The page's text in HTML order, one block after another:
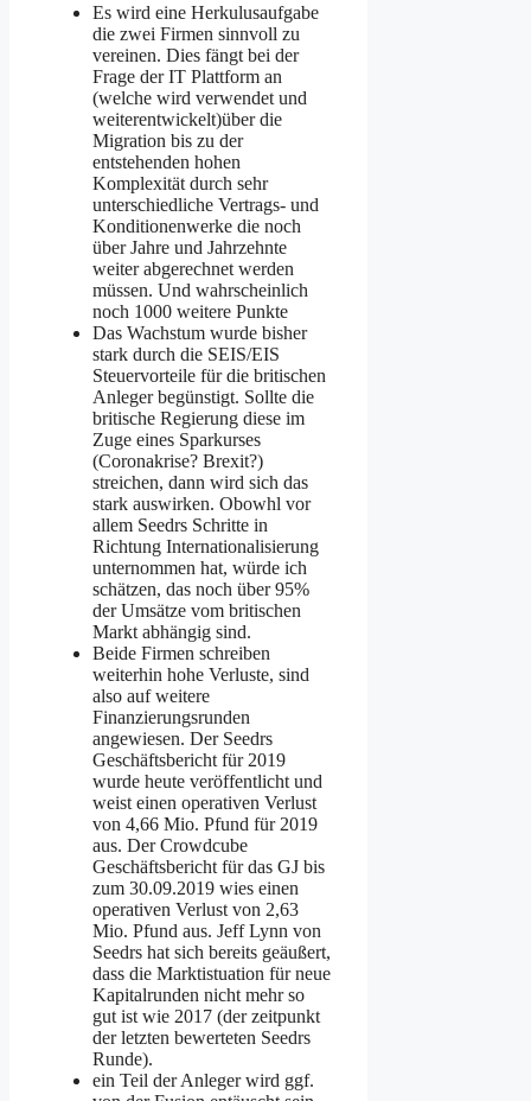
Es wird eine Herkulusaufgabe
die zwei Firmen sinnvoll zu
vereinen. Dies fängt bei der
Frage der IT Plattform an
(welche wird verwendet und
weiterentwickelt)über die
Migration bis zu der
entstehenden hohen
Komplexität durch sehr
unterschiedliche Vertrags- und
Konditionenwerke die noch
über Jahre und Jahrzehnte
weiter abgerechnet werden
müssen. Und wahrscheinlich
noch 1000 weitere Punkte
Das Wachstum wurde bisher
stark durch die SEIS/EIS
Steuervorteile für die britischen
Anleger begünstigt. Sollte die
britische Regierung diese im
Zuge eines Sparkurses
(Coronakrise? Brexit?)
streichen, dann wird sich das
stark auswirken. Obowhl vor
allem Seedrs Schritte in
Richtung Internationalisierung
unternommen hat, würde ich
schätzen, das noch über 95%
der Umsätze vom britischen
Markt abhängig sind.
Beide Firmen schreiben
weiterhin hohe Verluste, sind
also auf weitere
Finanzierungsrunden
angewiesen. Der Seedrs
Geschäftsbericht für 2019
wurde heute veröffentlicht und
weist einen operativen Verlust
von 4,66 Mio. Pfund für 2019
aus. Der Crowdcube
Geschäftsbericht für das GJ bis
zum 30.09.2019 wies einen
operativen Verlust von 2,63
Mio. Pfund aus. Jeff Lynn von
Seedrs hat sich bereits geäußert,
dass die Marktistuation für neue
Kapitalrunden nicht mehr so
gut ist wie 2017 (der zeitpunkt
der letzten bewerteten Seedrs
Runde).
ein Teil der Anleger wird ggf.